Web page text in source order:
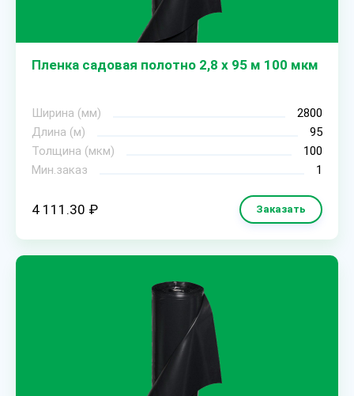
Пленка садовая полотно 2,8 х 95 м 100 мкм
Ширина (мм)
2800
Длина (м)
95
Толщина (мкм)
100
Мин.заказ
1
4 111.30 ₽ Заказать